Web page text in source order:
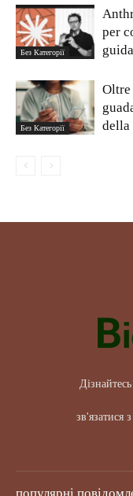
Без Категорії
per
Без Категорії
della
зв'язатися